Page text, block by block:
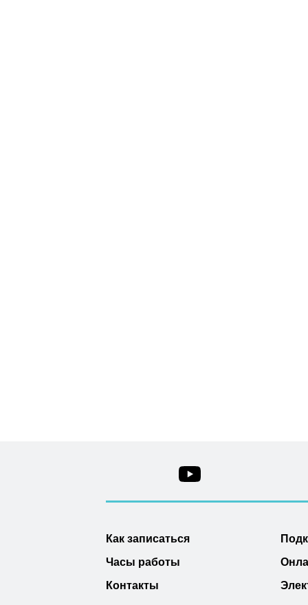
Как записаться
Часы работы
Контакты